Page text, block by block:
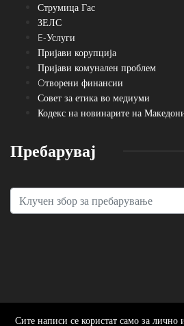
Струмица Гас
ЗЕЛС
E-Услуги
Пријави корупција
Пријави комунален проблем
Oтворени финансии
Совет за етика во медиуми
Кодекс на новинарите на
Пребарувај
Сите написи се користат само за